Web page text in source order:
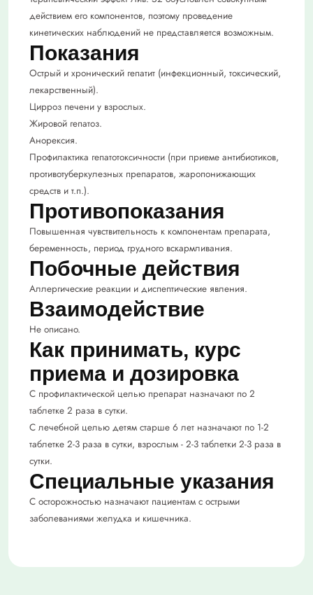
действием его компонентов, поэтому проведение
кинетических наблюдений не представляется возможным.
Показания
Острый и хронический гепатит (инфекционный, токсический,
лекарственный).
Цирроз печени у взрослых.
Жировой гепатоз.
Анорексия.
Профилактика гепатотоксичности (при приеме антибиотиков,
противотуберкулезных препаратов, жаропонижающих
средств и т.п.).
Противопоказания
Повышенная чувствительность к компонентам препарата,
беременность, период грудного вскармливания.
Побочные действия
Аллергические реакции и диспептические явления.
Взаимодействие
Не описано.
Как принимать, курс
приема и дозировка
С профилактической целью препарат назначают по 2
таблетке 2 раза в сутки.
С лечебной целью детям старше 6 лет назначают по 1-2
таблетке 2-3 раза в сутки, взрослым - 2-3 таблетки 2-3 раза в
сутки.
Специальные указания
С осторожностью назначают пациентам с острыми
заболеваниями желудка и кишечника.